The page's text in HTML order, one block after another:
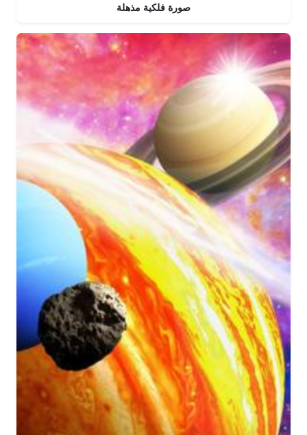
صورة فلكية مذهلة